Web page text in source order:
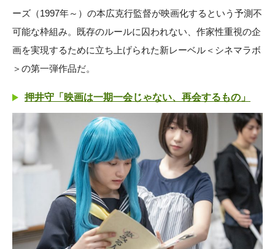
ーズ（1997年～）の本広克行監督が映画化するという予測不
可能な枠組み。既存のルールに囚われない、作家性重視の企
画を実現するために立ち上げられた新レーベル＜シネマラボ
＞の第一弾作品だ。
押井守「映画は一期一会じゃない、再会するもの」